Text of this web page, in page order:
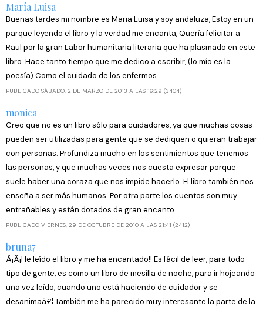
María Luisa
Buenas tardes mi nombre es Maria Luisa y soy andaluza, Estoy en un
parque leyendo el libro y la verdad me encanta, Quería felicitar a
Raul por la gran Labor humanitaria literaria que ha plasmado en este
libro. Hace tanto tiempo que me dedico a escribir, (lo mío es la
poesía) Como el cuidado de los enfermos.
PUBLICADO SÁBADO, 2 DE MARZO DE 2013 A LAS 16:29 (3404)
monica
Creo que no es un libro sólo para cuidadores, ya que muchas cosas
pueden ser utilizadas para gente que se dediquen o quieran trabajar
con personas. Profundiza mucho en los sentimientos que tenemos
las personas, y que muchas veces nos cuesta expresar porque
suele haber una coraza que nos impide hacerlo. El libro también nos
enseña a ser más humanos. Por otra parte los cuentos son muy
entrañables y están dotados de gran encanto.
PUBLICADO VIERNES, 29 DE OCTUBRE DE 2010 A LAS 21:41 (2412)
bruna7
Â¡Â¡He leído el libro y me ha encantado!! Es fácil de leer, para todo
tipo de gente, es como un libro de mesilla de noche, para ir hojeando
una vez leído, cuando uno está haciendo de cuidador y se
desanimaâ£¦ También me ha parecido muy interesante la parte de la